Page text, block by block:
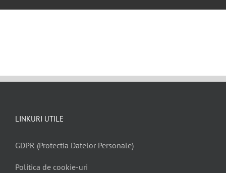
LINKURI UTILE
GDPR (Protectia Datelor Personale)
Politica de cookie-uri